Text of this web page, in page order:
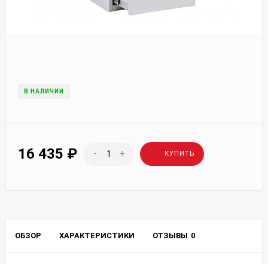
В НАЛИЧИИ
16 435 ₽ - + КУПИТЬ
ОБЗОР ХАРАКТЕРИСТИКИ ОТЗЫВЫ 0